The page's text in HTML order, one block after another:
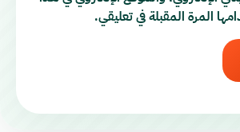
المرة المقبلة في تعليقي.